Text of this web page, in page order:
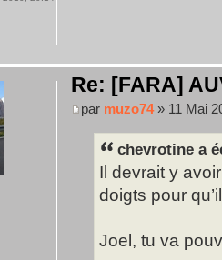
Re: [FARA]
par muzo74» 11 Mai
chevrotine a
Il devrait y
doigts pour
Joel, tu va